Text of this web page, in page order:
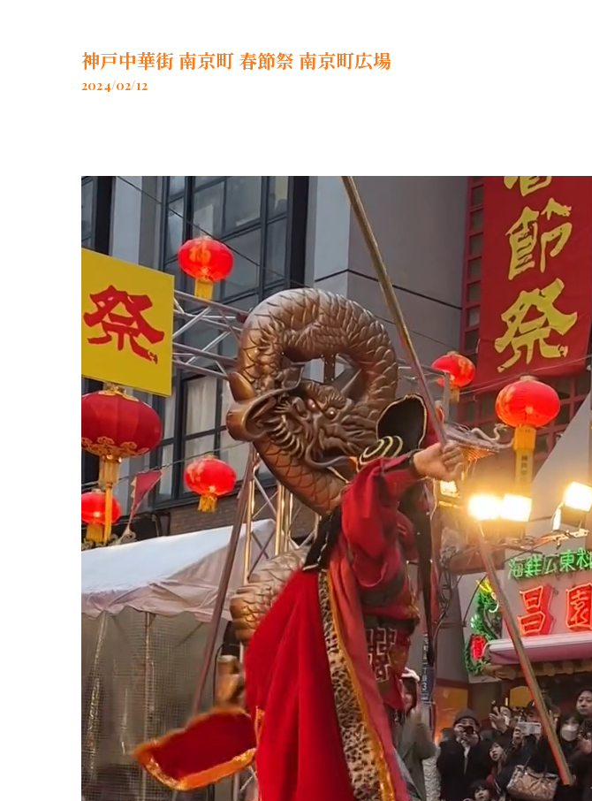
神戸中華街 南京町 春節祭 南京町広場
2024/02/12